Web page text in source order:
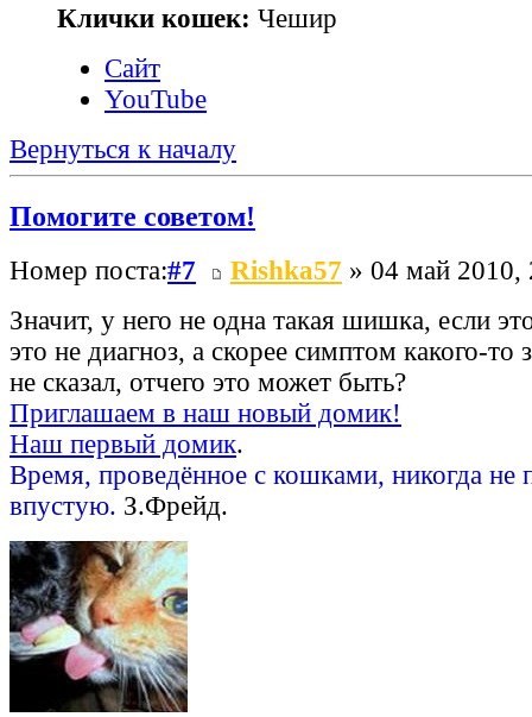
Клички кошек: Чешир
Сайт
YouTube
Вернуться к началу
Помогите советом!
Номер поста:#7 Rishka57 » 04 май 2010,
Значит, у него не одна такая шишка, если
это не диагноз, а скорее симптом какого-то
не сказал, отчего это может быть?
Приглашаем в наш новый домик!
Наш первый домик.
Время, проведённое с кошками, никогда не
впустую. З.Фрейд.